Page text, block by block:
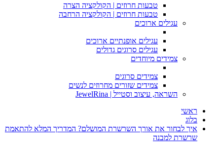
טבעות חרוזים | הקולקציה הצרה
טבעות חרוזים | הקולקציה הרחבה
עגילים ארוכים
עגילים אופנתיים ארוכים
עגילים סרוגים גדולים
צמידים מיוחדים
צמידים סרוגים
צמידים שזורים מחרוזים לנשים
השראה, עיצוב וסטייל | JewelRina
ראשי
בלוג
איך לבחור את אורך השרשרת המושלם? המדריך המלא להתאמת
שרשרת למבנה